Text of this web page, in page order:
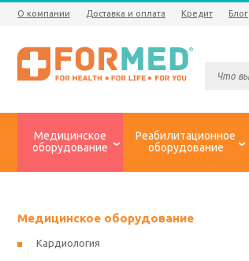
О компании Доставка и оплата Кредит Блог
Медицинское
оборудование
Реабилитационное
оборудование
Медицинское оборудование
Кардиология